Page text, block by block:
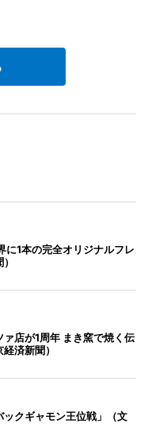
に1本の完全オリジナルフレ
店が1周年 まき窯で焼く伝
済新聞）
クギャモン王位戦」（文